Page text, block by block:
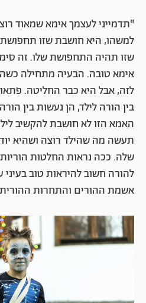
"תדמייני לעצמך אימא שמאוד
למשהו, היא חושבת שזו תחפושת
שזו תהיה התחפושת שלו. זה
אימא טובה. הבעיה מתחילה
לזה, אבל היא כבר החליטה.
בין הורה לילד, הן נעשות בין
האמא הזו לא חושבת להקשיב
תעשה מה שהילד רוצה ושהיא
שלה. ככה נראות החלטות
להורה חשוב להיראות טוב בעיני
אשמת ההורים והתחרות